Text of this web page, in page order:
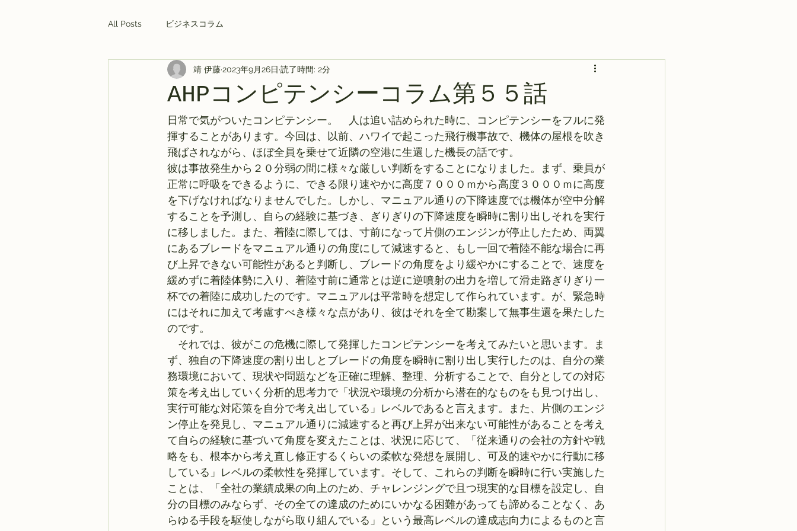
All Posts ビジネスコラム
AHPコンピテンシーコラム第５５話
靖 伊藤2023年9月26日 読了時間: 2分
日常で気がついたコンピテンシー。　人は追い詰められた時に、コンピテンシーをフルに発
揮することがあります。今回は、以前、ハワイで起こった飛行機事故で、機体の屋根を吹き
飛ばされながら、ほぼ全員を乗せて近隣の空港に生還した機長の話です。
彼は事故発生から２０分弱の間に様々な厳しい判断をすることになりました。まず、乗員が
正常に呼吸をできるように、できる限り速やかに高度７０００ｍから高度３０００ｍに高度
を下げなければなりませんでした。しかし、マニュアル通りの下降速度では機体が空中分解
することを予測し、自らの経験に基づき、ぎりぎりの下降速度を瞬時に割り出しそれを実行
に移しました。また、着陸に際しては、寸前になって片側のエンジンが停止したため、両翼
にあるブレードをマニュアル通りの角度にして減速すると、もし一回で着陸不能な場合に再
び上昇できない可能性があると判断し、ブレードの角度をより緩やかにすることで、速度を
緩めずに着陸体勢に入り、着陸寸前に通常とは逆に逆噴射の出力を増して滑走路ぎりぎり一
杯での着陸に成功したのです。マニュアルは平常時を想定して作られています。が、緊急時
にはそれに加えて考慮すべき様々な点があり、彼はそれを全て勘案して無事生還を果たした
のです。
それでは、彼がこの危機に際して発揮したコンピテンシーを考えてみたいと思います。ま
ず、独自の下降速度の割り出しとブレードの角度を瞬時に割り出し実行したのは、自分の業
務環境において、現状や問題などを正確に理解、整理、分析することで、自分としての対応
策を考え出していく分析的思考力で「状況や環境の分析から潜在的なものをも見つけ出し、
実行可能な対応策を自分で考え出している」レベルであると言えます。また、片側のエンジ
ン停止を発見し、マニュアル通りに減速すると再び上昇が出来ない可能性があることを考え
て自らの経験に基づいて角度を変えたことは、状況に応じて、「従来通りの会社の方針や戦
略をも、根本から考え直し修正するくらいの柔軟な発想を展開し、可及的速やかに行動に移
している」レベルの柔軟性を発揮しています。そして、これらの判断を瞬時に行い実施した
ことは、「全社の業績成果の向上のため、チャレンジングで且つ現実的な目標を設定し、自
分の目標のみならず、その全ての達成のためにいかなる困難があっても諦めることなく、あ
らゆる手段を駆使しながら取り組んでいる」という最高レベルの達成志向力によるものと言